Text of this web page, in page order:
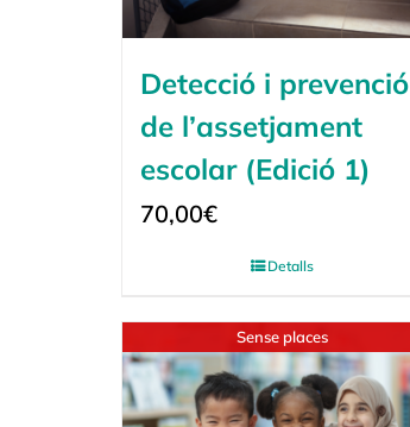
Detecció i prevenció
de l’assetjament
escolar (Edició 1)
70,00€
Detalls
Sense places